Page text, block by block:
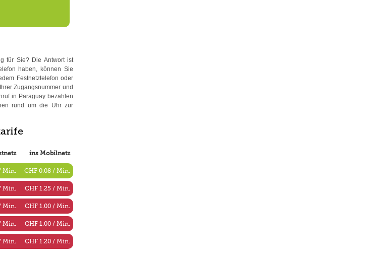
für Sie? Die Antwort ist
haben, können Sie
Festnetztelefon oder
Zugangsnummer und
in Paraguay bezahlen
rund um die Uhr zur
ins Mobilnetz
Min. CHF 0.08 / Min.
Min. CHF 1.25 / Min.
Min. CHF 1.00 / Min.
Min. CHF 1.00 / Min.
Min. CHF 1.20 / Min.